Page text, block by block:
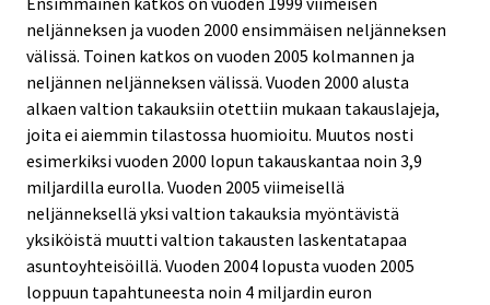
neljänneksen ja vuoden 2000 ensimmäisen neljänneksen
välissä. Toinen katkos on vuoden 2005 kolmannen ja
neljännen neljänneksen välissä. Vuoden 2000 alusta
alkaen valtion takauksiin otettiin mukaan takauslajeja,
joita ei aiemmin tilastossa huomioitu. Muutos nosti
esimerkiksi vuoden 2000 lopun takauskantaa noin 3,9
miljardilla eurolla. Vuoden 2005 viimeisellä
neljänneksellä yksi valtion takauksia myöntävistä
yksiköistä muutti valtion takausten laskentatapaa
asuntoyhteisöillä. Vuoden 2004 lopusta vuoden 2005
loppuun tapahtuneesta noin 4 miljardin euron